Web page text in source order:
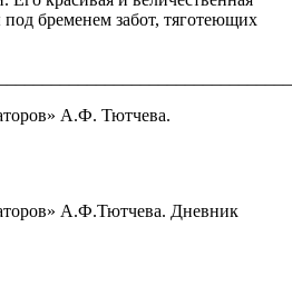
бременем забот, тяготеющих
А.Ф. Тютчева.
А.Ф.Тютчева. Дневник